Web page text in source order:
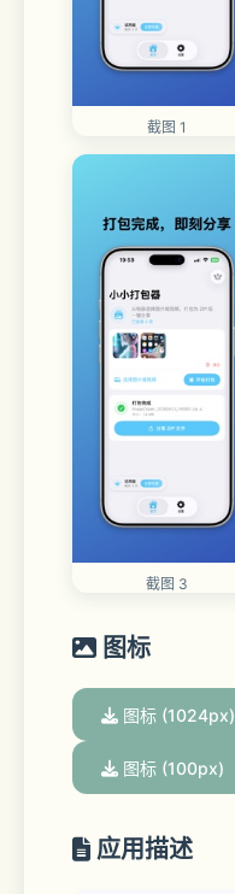
截图 1
截图 3
图标
图标 (1024px)
图标 (100px)
应用描述